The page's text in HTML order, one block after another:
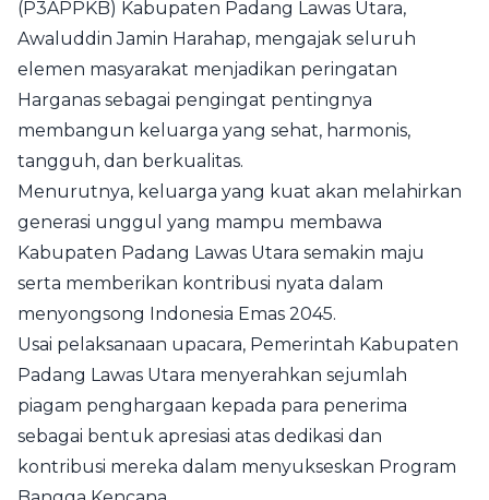
(P3APPKB) Kabupaten Padang Lawas Utara,
Awaluddin Jamin Harahap, mengajak seluruh
elemen masyarakat menjadikan peringatan
Harganas sebagai pengingat pentingnya
membangun keluarga yang sehat, harmonis,
tangguh, dan berkualitas.
Menurutnya, keluarga yang kuat akan melahirkan
generasi unggul yang mampu membawa
Kabupaten Padang Lawas Utara semakin maju
serta memberikan kontribusi nyata dalam
menyongsong Indonesia Emas 2045.
Usai pelaksanaan upacara, Pemerintah Kabupaten
Padang Lawas Utara menyerahkan sejumlah
piagam penghargaan kepada para penerima
sebagai bentuk apresiasi atas dedikasi dan
kontribusi mereka dalam menyukseskan Program